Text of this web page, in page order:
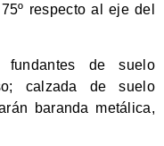
respecto al eje del
fundantes de suelo
calzada de suelo
baranda metálica,